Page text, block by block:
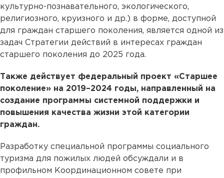
культурно-познавательного, экологического,
религиозного, круизного и др.) в форме, доступной
для граждан старшего поколения, является одной из
задач Стратегии действий в интересах граждан
старшего поколения до 2025 года.
Также действует федеральный проект «Старшее
поколение» на 2019–2024 годы, направленный на
создание программы системной поддержки и
повышения качества жизни этой категории
граждан.
Разработку специальной программы социального
туризма для пожилых людей обсуждали и в
профильном Координационном совете при